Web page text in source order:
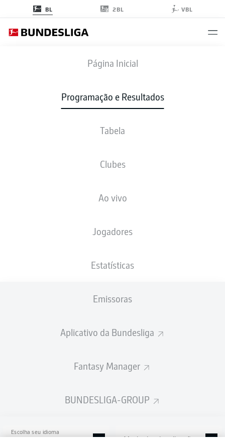
BL 2BL VBL
Página Inicial
Programação e Resultados
Tabela
Clubes
Ao vivo
Jogadores
Estatísticas
Emissoras
Aplicativo da Bundesliga
Fantasy Manager
BUNDESLIGA-GROUP
Escolha seu idioma
TSG SVW
ESCALAÇÕES
sex., 05.03.2027 - dom., 07.03.2027
Publicidade